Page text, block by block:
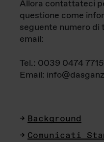
Allora contattateci
questione come
seguente numero
email:
Tel.: 0039 0474
Email:
Background
Comunicati